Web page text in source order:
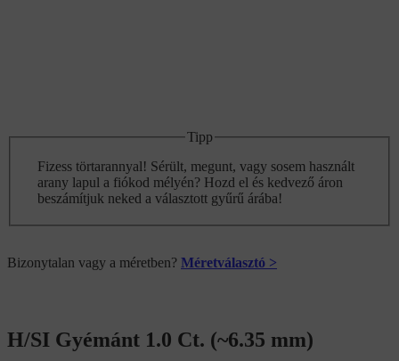
Tipp
Fizess törtarannyal! Sérült, megunt, vagy sosem használt
arany lapul a fiókod mélyén? Hozd el és kedvező áron
beszámítjuk neked a választott gyűrű árába!
Bizonytalan vagy a méretben? Méretválasztó >
H/SI Gyémánt 1.0 Ct. (~6.35 mm)